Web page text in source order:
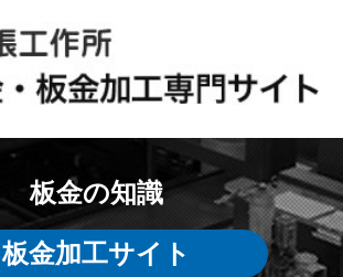
板金の知識
板金加工サイト